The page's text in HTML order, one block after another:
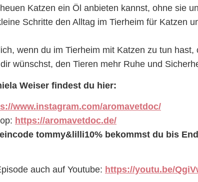
Katzen ein Öl anbieten kannst, ohne sie
Schritte den Alltag im Tierheim für Katzen
wenn du im Tierheim mit Katzen zu tun
wünschst, den Tieren mehr Ruhe und
Weiser findest du hier:
www.instagram.com/aromavetdoc/
https://aromavetdoc.de/
tommy&lilli10% bekommst du bis
auch auf Youtube: https://youtu.be/